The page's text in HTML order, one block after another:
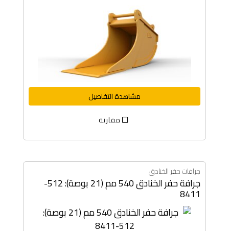
مشاهدة التفاصيل
مقارنة
جرافات حفر الخنادق
جرافة حفر الخنادق 540 مم (21 بوصة): 512-
8411